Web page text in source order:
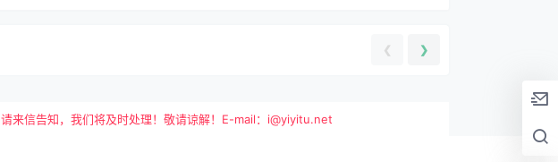
❮ ❯
来信告知，我们将及时处理！敬请谅解！E-mail：i@yiyitu.net